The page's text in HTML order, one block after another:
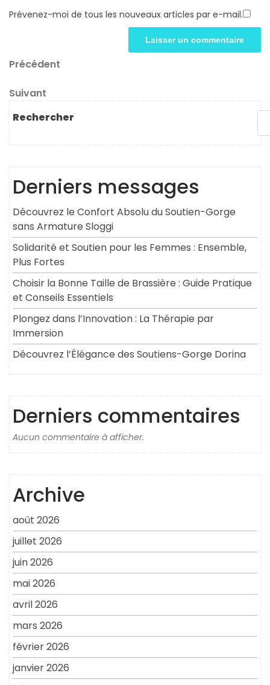
Prévenez-moi de tous les nouveaux articles par e-mail.
Navigation
de
l’article
Article
Précédent
Article
suivant
Suivant
Rechercher
Derniers messages
Découvrez le Confort Absolu du Soutien-Gorge
sans Armature Sloggi
Solidarité et Soutien pour les Femmes : Ensemble,
Plus Fortes
Choisir la Bonne Taille de Brassière : Guide Pratique
et Conseils Essentiels
Plongez dans l’Innovation : La Thérapie par
Immersion
Découvrez l’Élégance des Soutiens-Gorge Dorina
Derniers commentaires
Aucun commentaire à afficher.
Archive
août 2026
juillet 2026
juin 2026
mai 2026
avril 2026
mars 2026
février 2026
janvier 2026